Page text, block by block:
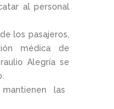
al personal
los pasajeros,
médica de
Alegría se
las